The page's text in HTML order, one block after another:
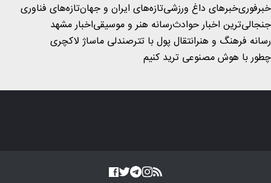
خبرفوریخبرهای داغ ورزشیتازه‌های ایران و جهانتازه‌های فناوری
جنجالی‌ترین اخبار حوادثرسانه هنر و موسیقیاخبار مشهد
رسانه فرهنگ و هنرانتقال پول با تترصندلی ماساژ لاکچری
چطور با هوش مصنوعی ترید کنیم